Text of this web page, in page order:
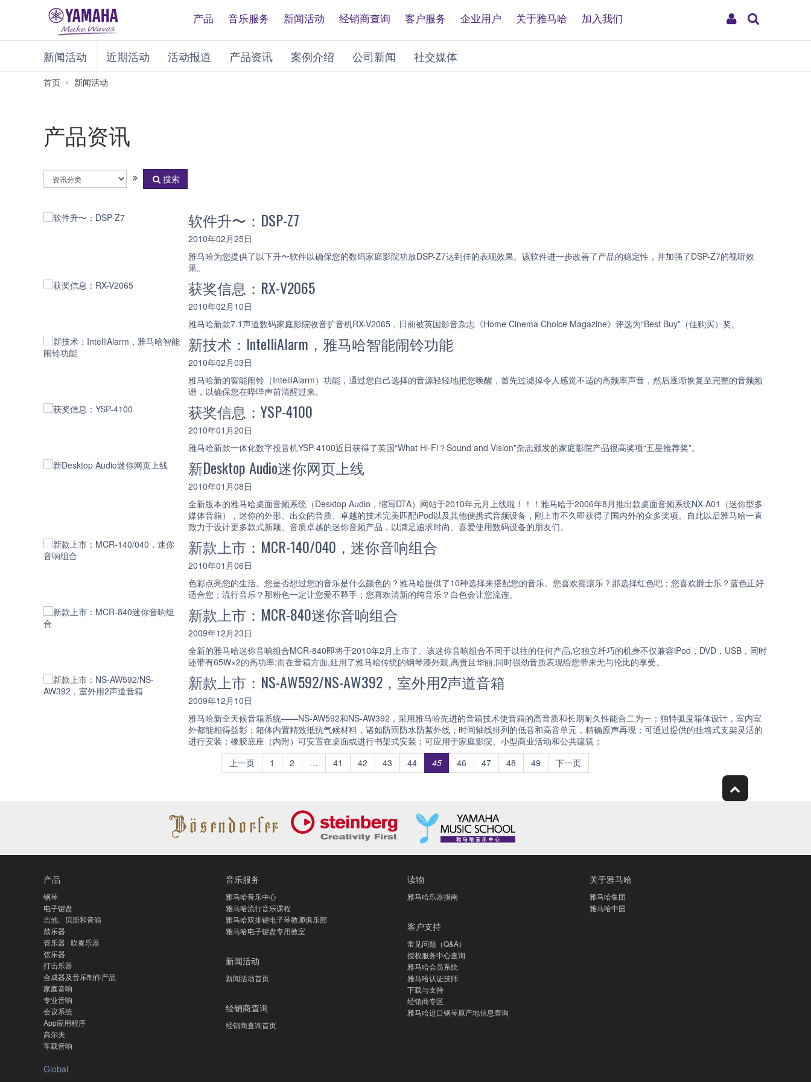
My
产品 音乐服务 新闻活动 经销商查询 客户服务 企业用户 关于雅马哈 加入我们
新闻活动 近期活动 活动报道 产品资讯 案例介绍 公司新闻 社交媒体
首页 新闻活动
产品资讯
择
讯
分
搜索
软件升〜：DSP-Z7
2010年02月25日
雅马哈为您提供了以下升〜软件以确保您的数码家庭影院功放DSP-Z7达到佳的表现效果。该软件进一步改善了产品的稳定性，并加强了DSP-Z7的视听效
果。
获奖信息：RX-V2065
2010年02月10日
雅马哈新款7.1声道数码家庭影院收音扩音机RX-V2065，日前被英国影音杂志《Home Cinema Choice Magazine》评选为“Best Buy”（佳购买）奖。
新技术：IntelliAlarm，雅马哈智能闹铃功能
2010年02月03日
雅马哈新的智能闹铃（IntelliAlarm）功能，通过您自己选择的音源轻轻地把您唤醒，首先过滤掉令人感觉不适的高频率声音，然后逐渐恢复至完整的音频频
谱，以确保您在哔哔声前清醒过来。
获奖信息：YSP-4100
2010年01月20日
雅马哈新款一体化数字投音机YSP-4100近日获得了英国“What Hi-Fi？Sound and Vision”杂志颁发的家庭影院产品很高奖项“五星推荐奖”。
新Desktop Audio迷你网页上线
2010年01月08日
全新版本的雅马哈桌面音频系统（Desktop Audio，缩写DTA）网站于2010年元月上线啦！！！雅马哈于2006年8月推出款桌面音频系统NX-A01（迷你型多
媒体音箱），迷你的外形、出众的音质、卓越的技术完美匹配iPod以及其他便携式音频设备，刚上市不久即获得了国内外的众多奖项。自此以后雅马哈一直
致力于设计更多款式新颖、音质卓越的迷你音频产品，以满足追求时尚、喜爱使用数码设备的朋友们。
新款上市：MCR-140/040，迷你音响组合
2010年01月06日
色彩点亮您的生活。您是否想过您的音乐是什么颜色的？雅马哈提供了10种选择来搭配您的音乐。您喜欢摇滚乐？那选择红色吧；您喜欢爵士乐？蓝色正好
适合您；流行音乐？那粉色一定让您爱不释手；您喜欢清新的纯音乐？白色会让您流连。
新款上市：MCR-840迷你音响组合
2009年12月23日
全新的雅马哈迷你音响组合MCR-840即将于2010年2月上市了。该迷你音响组合不同于以往的任何产品,它独立纤巧的机身不仅兼容iPod，DVD，USB，同时
还带有65W×2的高功率;而在音箱方面,延用了雅马哈传统的钢琴漆外观,高贵且华丽;同时强劲音质表现给您带来无与伦比的享受。
新款上市：NS-AW592/NS-AW392，室外用2声道音箱
2009年12月10日
雅马哈新全天候音箱系统——NS-AW592和NS-AW392，采用雅马哈先进的音箱技术使音箱的高音质和长期耐久性能合二为一；独特弧度箱体设计，室内室
外都能相得益彰；箱体内置精致抵抗气候材料，诸如防雨防水防紫外线；时间轴线排列的低音和高音单元，精确原声再现；可通过提供的挂墙式支架灵活的
进行安装；橡胶底座（内附）可安置在桌面或进行书架式安装；可应用于家庭影院、小型商业活动和公共建筑；
上一页
1 2 … 41 42 43 44 45 46 47 48 49 下一页
产品
钢琴
电子键盘
吉他、贝斯和音箱
鼓乐器
管乐器 · 吹奏乐器
弦乐器
打击乐器
合成器及音乐制作产品
家庭音响
专业音响
会议系统
App应用程序
高尔夫
车载音响
音乐服务
雅马哈音乐中心
雅马哈流行音乐课程
雅马哈双排键电子琴教师俱乐部
雅马哈电子键盘专用教室
新闻活动
新闻活动首页
经销商查询
经销商查询首页
读物
雅马哈乐器指南
客户支持
常见问题（Q&A）
授权服务中心查询
雅马哈会员系统
雅马哈认证技师
下载与支持
经销商专区
雅马哈进口钢琴原产地信息查询
关于雅马哈
雅马哈集团
雅马哈中国
Global